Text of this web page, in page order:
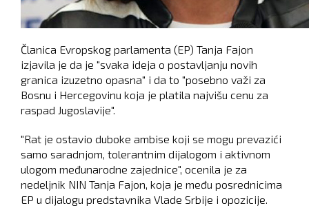
Članica Evropskog parlamenta (EP) Tanja Fajon
izjavila je da je "svaka ideja o postavljanju novih
granica izuzetno opasna" i da to "posebno važi za
Bosnu i Hercegovinu koja je platila najvišu cenu za
raspad Jugoslavije".
"Rat je ostavio duboke ambise koji se mogu prevazići
samo saradnjom, tolerantnim dijalogom i aktivnom
ulogom međunarodne zajednice", ocenila je za
nedeljnik NIN Tanja Fajon, koja je među posrednicima
EP u dijalogu predstavnika Vlade Srbije i opozicije.